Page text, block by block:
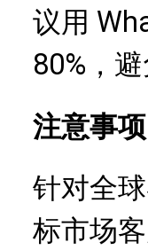
议用
80%，
注意事
针对全
标市场